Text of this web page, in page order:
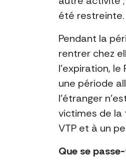
été restreinte.
Pendant la
rentrer chez
l’expiration,
une période
l’étranger
victimes de la
VTP et à un
Que se